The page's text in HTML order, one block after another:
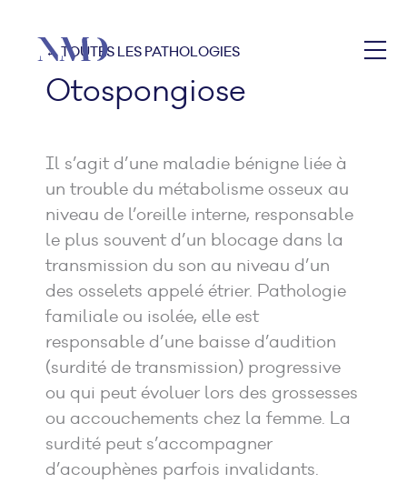
← TOUTES LES PATHOLOGIES
Otospongiose
Il s’agit d’une maladie bénigne liée à
un trouble du métabolisme osseux au
niveau de l’oreille interne, responsable
le plus souvent d’un blocage dans la
transmission du son au niveau d’un
des osselets appelé étrier. Pathologie
familiale ou isolée, elle est
responsable d’une baisse d’audition
(surdité de transmission) progressive
ou qui peut évoluer lors des grossesses
ou accouchements chez la femme. La
surdité peut s’accompagner
d’acouphènes parfois invalidants.